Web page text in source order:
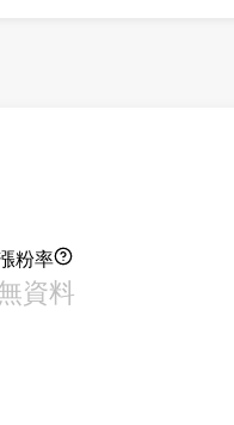
粉率
資料